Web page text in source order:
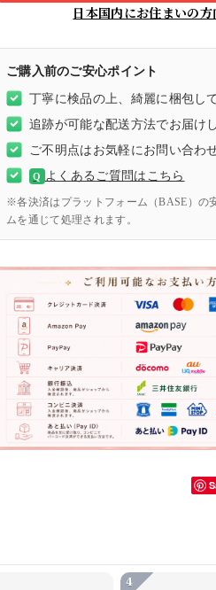
日本国内にお住まいの方
ご購入前のご安心ポイント
丁寧に検品の上、綺麗に梱包し
追跡が可能な配送方法でお届け
ご不明点はお気軽にお問い合わ
Q よくあるご質問はこちら
※各決済はプラットフォーム（BASE）の
ムを通じて処理されます。
4